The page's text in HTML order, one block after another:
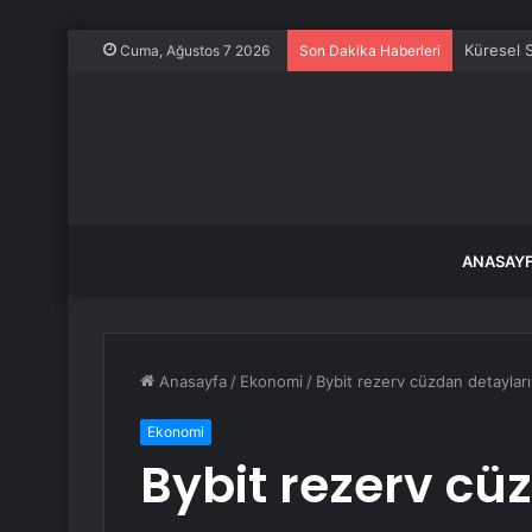
Cuma, Ağustos 7 2026 Son Dakika Haberleri Küresel
Anasayfa / Ekonomi / Bybit rezerv cüzdan
Ekonomi
Bybit rezerv